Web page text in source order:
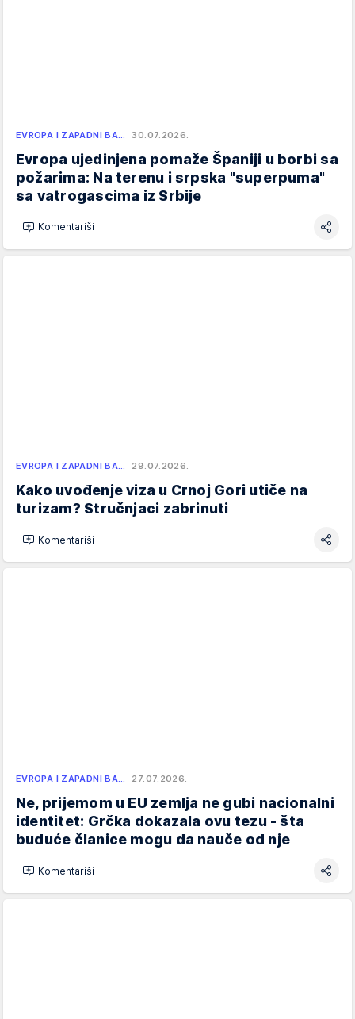
EVROPA I ZAPADNI BA… 30.07.2026.
Evropa ujedinjena pomaže Španiji u borbi sa
požarima: Na terenu i srpska "superpuma"
sa vatrogascima iz Srbije
Komentariši
EVROPA I ZAPADNI BA… 29.07.2026.
Kako uvođenje viza u Crnoj Gori utiče na
turizam? Stručnjaci zabrinuti
Komentariši
EVROPA I ZAPADNI BA… 27.07.2026.
Ne, prijemom u EU zemlja ne gubi nacionalni
identitet: Grčka dokazala ovu tezu - šta
buduće članice mogu da nauče od nje
Komentariši